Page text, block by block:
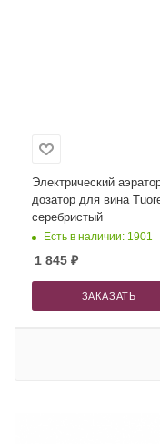
Электрический
дозатор для вина
серебристый
Есть в наличии: 1901
1 845 ₽
ЗАКАЗАТЬ